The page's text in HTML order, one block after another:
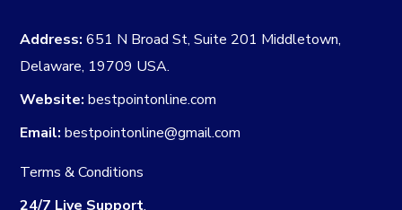
Address: 651 N Broad St, Suite 201 Middletown,
Delaware, 19709 USA.
Website: bestpointonline.com
Email: bestpointonline@gmail.com
Terms & Conditions
24/7 Live Support.